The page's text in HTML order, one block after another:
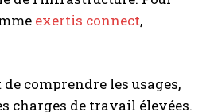
exertis connect,
comprendre les usages,
charges de travail élevées.